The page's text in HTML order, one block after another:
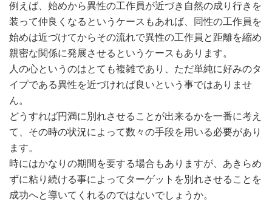
例えば、始めから異性の工作員が近づき自然の成り行きを
装って仲良くなるというケースもあれば、同性の工作員を
始めは近づけてからその流れで異性の工作員と距離を縮め
親密な関係に発展させるというケースもあります。
人の心というのはとても複雑であり、ただ単純に好みのタ
イプである異性を近づければ良いという事ではありませ
ん。
どうすれば円満に別れさせることが出来るかを一番に考え
て、その時の状況によって数々の手段を用いる必要があり
ます。
時にはかなりの期間を要する場合もありますが、あきらめ
ずに粘り続ける事によってターゲットを別れさせることを
成功へと導いてくれるのではないでしょうか。